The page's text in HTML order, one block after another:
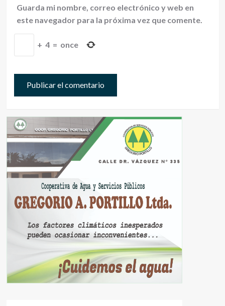
Guarda mi nombre, correo electrónico y web en
este navegador para la próxima vez que comente.
+ 4 = once